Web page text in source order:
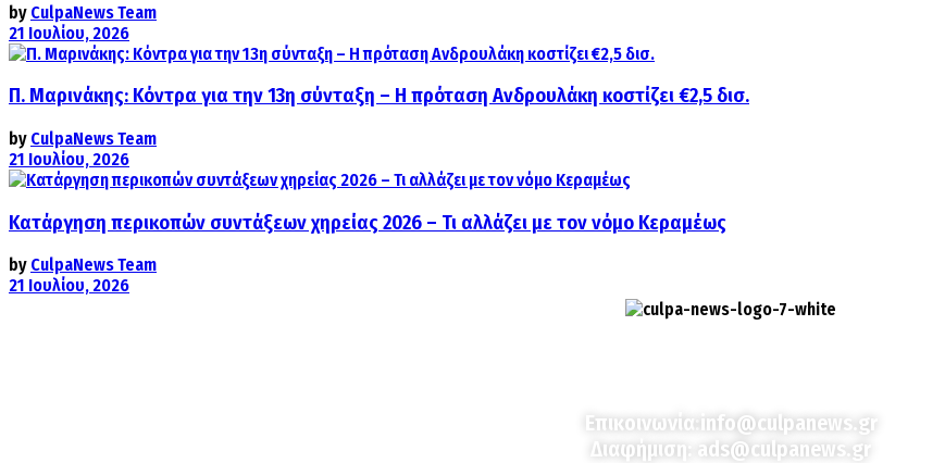
by CulpaNews Team
21 Ιουλίου, 2026
Π. Μαρινάκης: Κόντρα για την 13η σύνταξη – Η πρόταση Ανδρουλάκη κοστίζει €2,5 δισ.
by CulpaNews Team
21 Ιουλίου, 2026
Κατάργηση περικοπών συντάξεων χηρείας 2026 – Τι αλλάζει με τον νόμο Κεραμέως
by CulpaNews Team
21 Ιουλίου, 2026
Επικοινωνία:
info@culpanews.gr
Διαφήμιση:
ads@culpanews.gr